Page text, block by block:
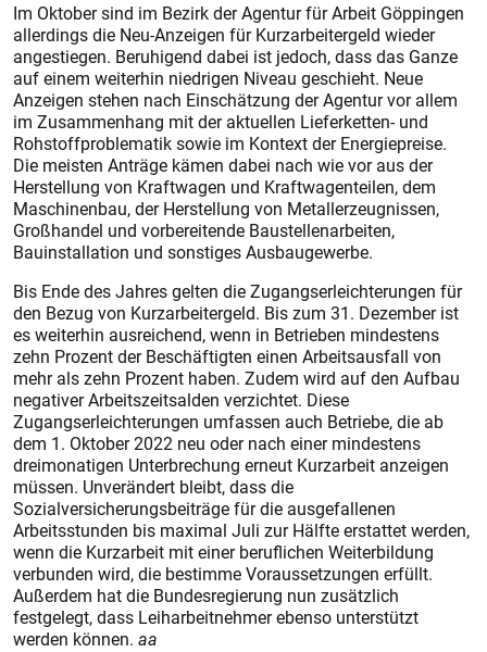
Im Oktober sind im Bezirk der Agentur für Arbeit Göppingen
allerdings die Neu-Anzeigen für Kurzarbeitergeld wieder
angestiegen. Beruhigend dabei ist jedoch, dass das Ganze
auf einem weiterhin niedrigen Niveau geschieht. Neue
Anzeigen stehen nach Einschätzung der Agentur vor allem
im Zusammenhang mit der aktuellen Lieferketten- und
Rohstoffproblematik sowie im Kontext der Energiepreise.
Die meisten Anträge kämen dabei nach wie vor aus der
Herstellung von Kraftwagen und Kraftwagenteilen, dem
Maschinenbau, der Herstellung von Metallerzeugnissen,
Großhandel und vorbereitende Baustellenarbeiten,
Bauinstallation und sonstiges Ausbaugewerbe.
Bis Ende des Jahres gelten die Zugangserleichterungen für
den Bezug von Kurzarbeitergeld. Bis zum 31. Dezember ist
es weiterhin ausreichend, wenn in Betrieben mindestens
zehn Prozent der Beschäftigten einen Arbeitsausfall von
mehr als zehn Prozent haben. Zudem wird auf den Aufbau
negativer Arbeitszeitsalden verzichtet. Diese
Zugangserleichterungen umfassen auch Betriebe, die ab
dem 1. Oktober 2022 neu oder nach einer mindestens
dreimonatigen Unterbrechung erneut Kurzarbeit anzeigen
müssen. Unverändert bleibt, dass die
Sozialversicherungsbeiträge für die ausgefallenen
Arbeitsstunden bis maximal Juli zur Hälfte erstattet werden,
wenn die Kurzarbeit mit einer beruflichen Weiterbildung
verbunden wird, die bestimme Voraussetzungen erfüllt.
Außerdem hat die Bundesregierung nun zusätzlich
festgelegt, dass Leiharbeitnehmer ebenso unterstützt
werden können. aa